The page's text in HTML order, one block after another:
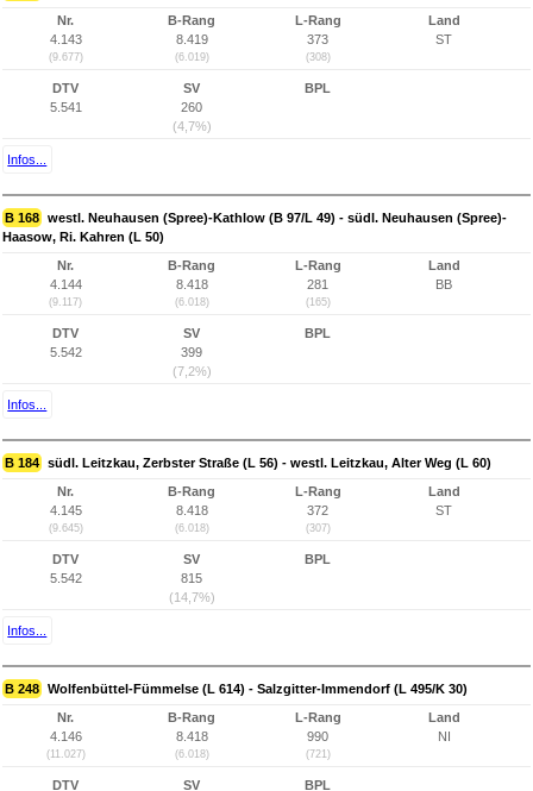
Nr.
4.143
(9.677)
B-Rang
8.419
(6.019)
L-Rang
373
(308)
Land
ST
DTV
5.541
SV
260
(4,7%)
BPL
Infos...
B 168 westl. Neuhausen (Spree)-Kathlow (B 97/L 49) - südl. Neuhausen (Spree)-
Haasow, Ri. Kahren (L 50)
Nr.
4.144
(9.117)
B-Rang
8.418
(6.018)
L-Rang
281
(165)
Land
BB
DTV
5.542
SV
399
(7,2%)
BPL
Infos...
B 184 südl. Leitzkau, Zerbster Straße (L 56) - westl. Leitzkau, Alter Weg (L 60)
Nr.
4.145
(9.645)
B-Rang
8.418
(6.018)
L-Rang
372
(307)
Land
ST
DTV
5.542
SV
815
(14,7%)
BPL
Infos...
B 248 Wolfenbüttel-Fümmelse (L 614) - Salzgitter-Immendorf (L 495/K 30)
Nr.
4.146
(11.027)
B-Rang
8.418
(6.018)
L-Rang
990
(721)
Land
NI
DTV SV BPL